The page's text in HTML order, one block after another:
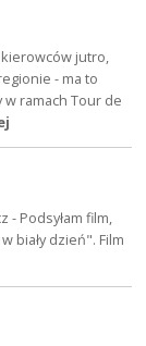
jutro,
- ma to
ramach Tour de
- Podsyłam film,
biały dzień". Film